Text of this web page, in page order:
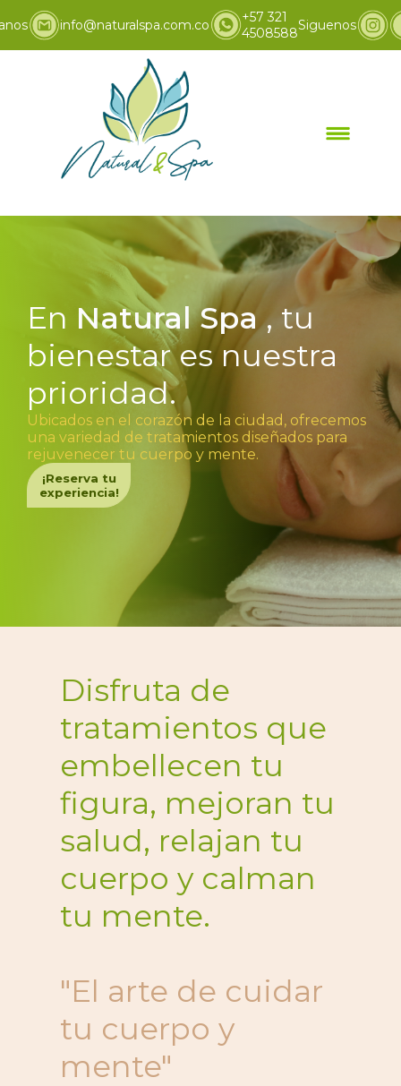
info@naturalspa.com.co
+57 321
4508588Siguenos
En Natural Spa, tu
bienestar es nuestra
prioridad.
Ubicados en el corazón de la ciudad, ofrecemos
una variedad de tratamientos diseñados para
rejuvenecer tu cuerpo y mente.
¡Reserva tu
experiencia!
Disfruta de
tratamientos que
embellecen tu
figura, mejoran tu
salud, relajan tu
cuerpo y calman
tu mente.
"El arte de cuidar
tu cuerpo y
mente"